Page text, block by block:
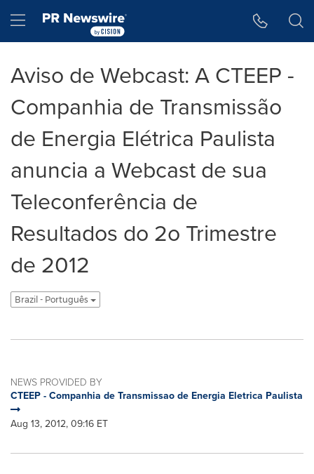
Hamburger menu
Aviso de Webcast: A CTEEP -
Companhia de Transmissão
de Energia Elétrica Paulista
anuncia a Webcast de sua
Teleconferência de
Resultados do 2o Trimestre
de 2012
Brazil - Português
NEWS PROVIDED BY
CTEEP - Companhia de Transmissao de Energia Eletrica Paulista
Aug 13, 2012, 09:16 ET